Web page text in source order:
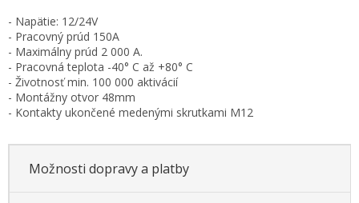
- Napätie: 12/24V
- Pracovný prúd 150A
- Maximálny prúd 2 000 A.
- Pracovná teplota -40° C až +80° C
- Životnosť min. 100 000 aktivácií
- Montážny otvor 48mm
- Kontakty ukončené medenými skrutkami M12
Možnosti dopravy a platby